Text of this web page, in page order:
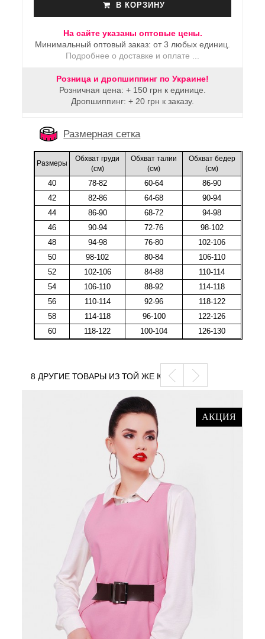
В КОРЗИНУ
На сайте указаны оптовые цены.
Минимальный оптовый заказ: от 3 любых единиц.
Подробнее о доставке и оплате ...
Розница и дропшиппинг по Украине!
Розничная цена: + 150 грн к единице.
Дропшиппинг: + 20 грн к заказу.
Размерная сетка
Размеры
Обхват груди
(cм)
Обхват талии
(cм)
Обхват бедер
(cм)
40 78-82 60-64
86-90
42
82-86 64-68
90-94
44
86-90 68-72
94-98
46
90-94 72-76
98-102
48
94-98 76-80
102-106
50
98-102 80-84
106-110
52
102-106 84-88
110-114
54
106-110 88-92
114-118
56
110-114 92-96
118-122
58
114-118 96-100
122-126
60
118-122 100-104 126-130
8 ДРУГИЕ ТОВАРЫ ИЗ ТОЙ ЖЕ КАТЕГОРИИ
АКЦИЯ